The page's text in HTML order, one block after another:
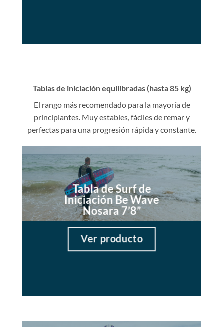
Tablas de iniciación equilibradas (hasta 85 kg)
El rango más recomendado para la mayoría de
principiantes. Muy estables, fáciles de remar y
perfectas para una progresión rápida y constante.
Tabla de Surf de
Iniciación Be Wave
Nosara 7’8”
Ver producto